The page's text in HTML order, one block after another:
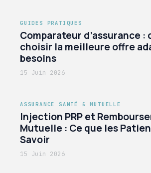
GUIDES PRATIQUES
Comparateur d’assurance :
choisir la meilleure offre
besoins
15 Juin 2026
ASSURANCE SANTÉ & MUTUELLE
Injection PRP et
Mutuelle : Ce que les
Savoir
15 Juin 2026